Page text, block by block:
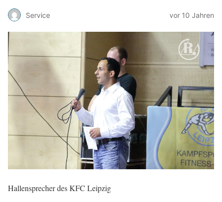
Service vor 10 Jahren
Hallensprecher des KFC Leipzig